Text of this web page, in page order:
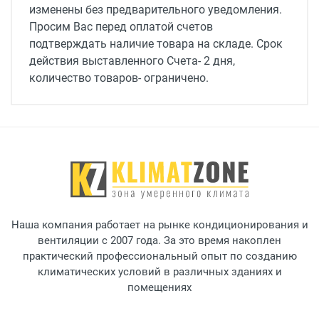
Напольный
Мощность электрического нагревателя, кВт
20
Потребляемая мощность
Вес,кг
20
Вид топлива
дизельное топливо
изменены без предварительного уведомления.
Просим Вас перед оплатой счетов
подтверждать наличие товара на складе. Срок
действия выставленного Счета- 2 дня,
количество товаров- ограничено.
Наша компания работает на рынке кондиционирования и
вентиляции с 2007 года. За это время накоплен
практический профессиональный опыт по созданию
климатических условий в различных зданиях и
помещениях